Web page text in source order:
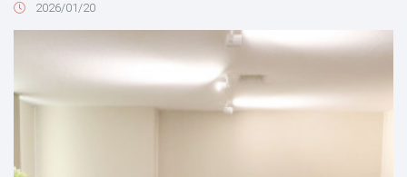
2026/01/20